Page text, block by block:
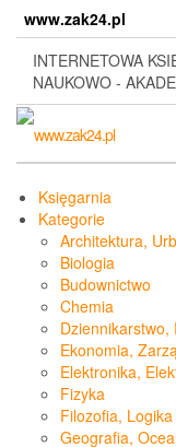
content
www.zak24.pl
INTERNETOWA
NAUKOWO -
Księgarnia
Kategorie
Architektura,
Biologia
Budownictwo
Chemia
Dziennikarstwo,
Ekonomia,
Elektronika,
Fizyka
Filozofia, Logika
Geografia,